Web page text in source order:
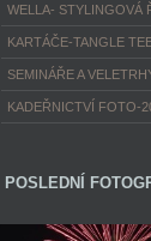
WELLA- STYLINGOVÁ
KARTÁČE-TANGLE
SEMINÁŘE A
KADEŘNICTVÍ FOTO-
POSLEDNÍ